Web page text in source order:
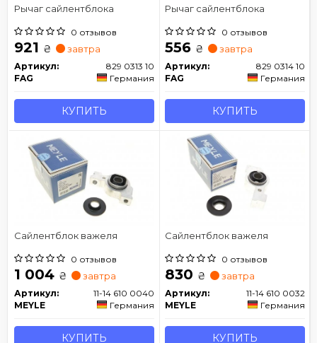
Рычаг сайлентблока
0 отзывов
921 ₴ завтра
Артикул:
829 0313 10
FAG
Германия
КУПИТЬ
Рычаг сайлентблока
0 отзывов
556 ₴ завтра
Артикул:
829 0314 10
FAG
Германия
КУПИТЬ
Сайлентблок важеля
0 отзывов
1 004 ₴ завтра
Артикул:
11-14 610 0040
MEYLE
Германия
КУПИТЬ
Сайлентблок важеля
0 отзывов
830 ₴ завтра
Артикул:
11-14 610 0032
MEYLE
Германия
КУПИТЬ